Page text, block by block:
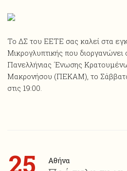
Το ΔΣ του ΕΕΤΕ σας καλεί στα
Μικρογλυπτικής που διοργανώνει
Πανελλήνιας ΄Ενωσης
Μακρονήσου (ΠΕΚΑΜ), το
στις 19:00.
25 Αθήνα